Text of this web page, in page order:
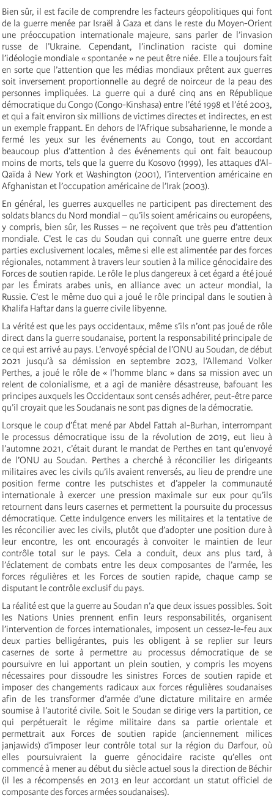
Bien sûr, il est facile de comprendre les facteurs géopolitiques qui font
de la guerre menée par Israël à Gaza et dans le reste du Moyen-Orient
une préoccupation internationale majeure, sans parler de l’invasion
russe de l’Ukraine. Cependant, l’inclination raciste qui domine
l’idéologie mondiale « spontanée » ne peut être niée. Elle a toujours fait
en sorte que l’attention que les médias mondiaux prêtent aux guerres
soit inversement proportionnelle au degré de noirceur de la peau des
personnes impliquées. La guerre qui a duré cinq ans en République
démocratique du Congo (Congo-Kinshasa) entre l’été 1998 et l’été 2003,
et qui a fait environ six millions de victimes directes et indirectes, en est
un exemple frappant. En dehors de l’Afrique subsaharienne, le monde a
fermé les yeux sur les événements au Congo, tout en accordant
beaucoup plus d’attention à des événements qui ont fait beaucoup
moins de morts, tels que la guerre du Kosovo (1999), les attaques d’Al-
Qaïda à New York et Washington (2001), l’intervention américaine en
Afghanistan et l’occupation américaine de l’Irak (2003).
En général, les guerres auxquelles ne participent pas directement des
soldats blancs du Nord mondial – qu’ils soient américains ou européens,
y compris, bien sûr, les Russes – ne reçoivent que très peu d’attention
mondiale. C’est le cas du Soudan qui connaît une guerre entre deux
parties exclusivement locales, même si elle est alimentée par des forces
régionales, notamment à travers leur soutien à la milice génocidaire des
Forces de soutien rapide. Le rôle le plus dangereux à cet égard a été joué
par les Émirats arabes unis, en alliance avec un acteur mondial, la
Russie. C’est le même duo qui a joué le rôle principal dans le soutien à
Khalifa Haftar dans la guerre civile libyenne.
La vérité est que les pays occidentaux, même s’ils n’ont pas joué de rôle
direct dans la guerre soudanaise, portent la responsabilité principale de
ce qui est arrivé au pays. L’envoyé spécial de l’ONU au Soudan, de début
2021 jusqu’à sa démission en septembre 2023, l’Allemand Volker
Perthes, a joué le rôle de « l’homme blanc » dans sa mission avec un
relent de colonialisme, et a agi de manière désastreuse, bafouant les
principes auxquels les Occidentaux sont censés adhérer, peut-être parce
qu’il croyait que les Soudanais ne sont pas dignes de la démocratie.
Lorsque le coup d’État mené par Abdel Fattah al-Burhan, interrompant
le processus démocratique issu de la révolution de 2019, eut lieu à
l’automne 2021, c’était durant le mandat de Perthes en tant qu’envoyé
de l’ONU au Soudan. Perthes a cherché à réconcilier les dirigeants
militaires avec les civils qu’ils avaient renversés, au lieu de prendre une
position ferme contre les putschistes et d’appeler la communauté
internationale à exercer une pression maximale sur eux pour qu’ils
retournent dans leurs casernes et permettent la poursuite du processus
démocratique. Cette indulgence envers les militaires et la tentative de
les réconcilier avec les civils, plutôt que d’adopter une position dure à
leur encontre, les ont encouragés à convoiter le maintien de leur
contrôle total sur le pays. Cela a conduit, deux ans plus tard, à
l’éclatement de combats entre les deux composantes de l’armée, les
forces régulières et les Forces de soutien rapide, chaque camp se
disputant le contrôle exclusif du pays.
La réalité est que la guerre au Soudan n’a que deux issues possibles. Soit
les Nations Unies prennent enfin leurs responsabilités, organisent
l’intervention de forces internationales, imposent un cessez-le-feu aux
deux parties belligérantes, puis les obligent à se replier sur leurs
casernes de sorte à permettre au processus démocratique de se
poursuivre en lui apportant un plein soutien, y compris les moyens
nécessaires pour dissoudre les sinistres Forces de soutien rapide et
imposer des changements radicaux aux forces régulières soudanaises
afin de les transformer d’armée d’une dictature militaire en armée
soumise à l’autorité civile. Soit le Soudan se dirige vers la partition, ce
qui perpétuerait le régime militaire dans sa partie orientale et
permettrait aux Forces de soutien rapide (anciennement milices
janjawids) d’imposer leur contrôle total sur la région du Darfour, où
elles poursuivraient la guerre génocidaire raciste qu’elles ont
commencé à mener au début du siècle actuel sous la direction de Béchir
(il les a récompensés en 2013 en leur accordant un statut officiel de
composante des forces armées soudanaises).